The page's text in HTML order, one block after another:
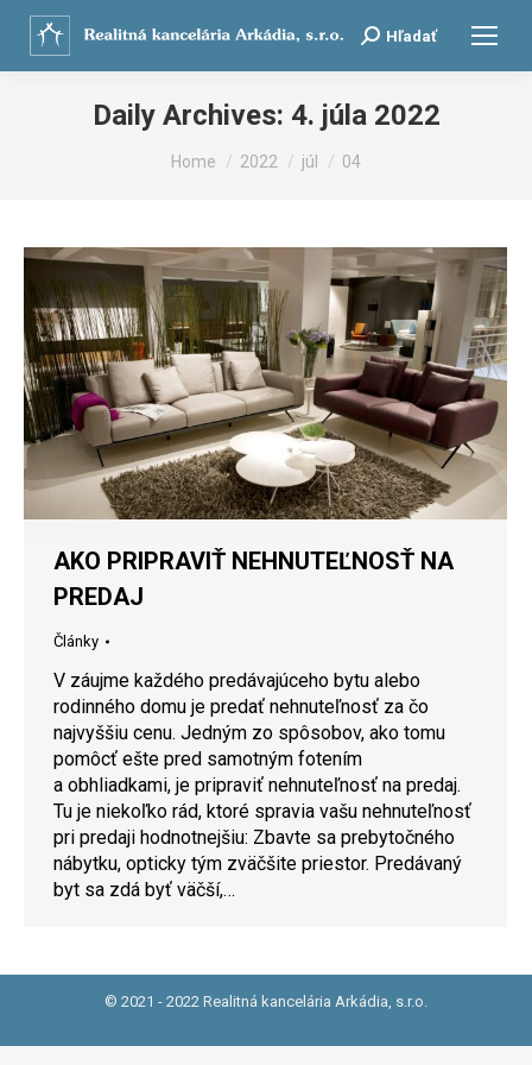
Search:
Hľadať
Daily Archives: 4. júla 2022
Home 2022 júl 04
AKO PRIPRAVIŤ NEHNUTEĽNOSŤ NA
PREDAJ
Články
V záujme každého predávajúceho bytu alebo
rodinného domu je predať nehnuteľnosť za čo
najvyššiu cenu. Jedným zo spôsobov, ako tomu
pomôcť ešte pred samotným fotením
a obhliadkami, je pripraviť nehnuteľnosť na predaj.
Tu je niekoľko rád, ktoré spravia vašu nehnuteľnosť
pri predaji hodnotnejšiu: Zbavte sa prebytočného
nábytku, opticky tým zväčšite priestor. Predávaný
byt sa zdá byť väčší,…
© 2021 - 2022 Realitná kancelária Arkádia, s.r.o.